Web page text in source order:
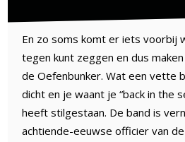
En zo soms komt er iets voorbij
tegen kunt zeggen en dus
de Oefenbunker. Wat een vette
dicht en je waant je “back in the
heeft stilgestaan. De band is
achtiende-eeuwse officier van